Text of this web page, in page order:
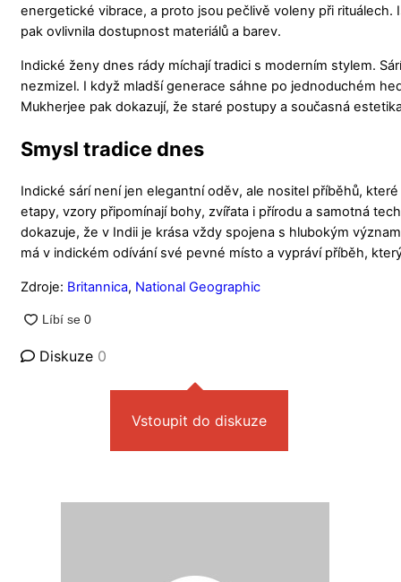
energetické vibrace, a proto jsou pečlivě voleny při
pak ovlivnila dostupnost materiálů a barev.
Indické ženy dnes rády míchají tradici s moderním stylem.
nezmizel. I když mladší generace sáhne po jednoduchém
Mukherjee pak dokazují, že staré postupy a současná
Smysl tradice dnes
Indické sárí není jen elegantní oděv, ale nositel příběhů,
etapy, vzory připomínají bohy, zvířata i přírodu a samotná
dokazuje, že v Indii je krása vždy spojena s hlubokým
má v indickém odívání své pevné místo a vypráví příběh,
Zdroje: Britannica, National Geographic
Diskuze 0
Vstoupit do diskuze